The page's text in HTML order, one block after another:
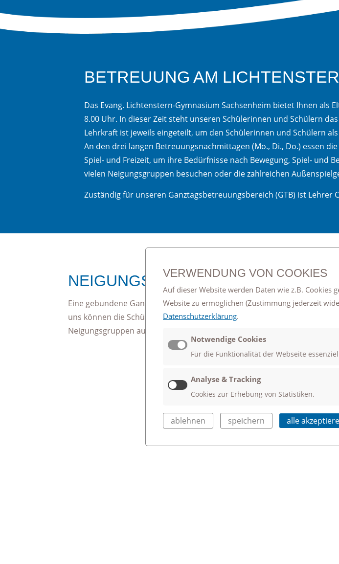
BETREUUNG AM
Das Evang. Lichtenstern-Gymnasium Sachsenheim bietet Ihnen als
8.00 Uhr. In dieser Zeit steht unseren Schülerinnen und Schülern
Lehrkraft ist jeweils eingeteilt, um den Schülerinnen und Schülern
An den drei langen Betreuungsnachmittagen (Mo., Di., Do.) essen
Spiel- und Freizeit, um ihre Bedürfnisse nach Bewegung, Spiel- und
vielen Neigungsgruppen besuchen oder die zahlreichen
Zuständig für unseren Ganztagsbetreuungsbereich (GTB) ist Lehrer
NEIGUNGSGRUPPEN
Eine gebundene Ganztagsschule lebt gerade auch von ihrem Spiel- und
uns können die Schülerinnen und Schüler der Unter-, Mittel- und
Neigungsgruppen auswählen.
VERWENDUNG VON COOKIES
Auf dieser Website werden Daten wie z.B. Cookies
Website zu ermöglichen (Zustimmung jederzeit
Datenschutzerklärung.
Notwendige Cookies
Für die Funktionalität der Webseite
Analyse & Tracking
Cookies zur Erhebung von Statistiken.
ablehnen speichern alle